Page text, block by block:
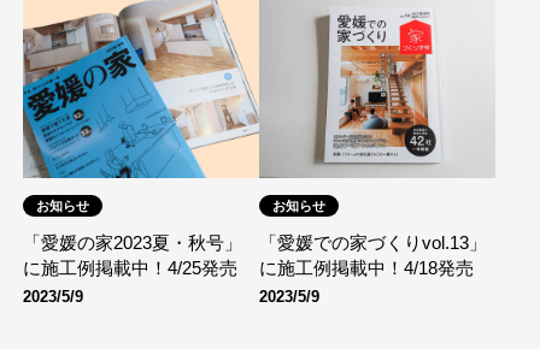
お知らせ
「愛媛の家2023夏・秋号」
に施工例掲載中！4/25発売
2023/5/9
お知らせ
「愛媛での家づくりvol.13」
に施工例掲載中！4/18発売
2023/5/9